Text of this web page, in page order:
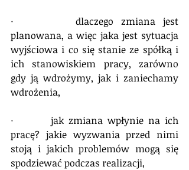
·        dlaczego zmiana jest
planowana, a więc jaka jest sytuacja
wyjściowa i co się stanie ze spółką i
ich stanowiskiem pracy, zarówno
gdy ją wdrożymy, jak i zaniechamy
wdrożenia,
·        jak zmiana wpłynie na ich
pracę? jakie wyzwania przed nimi
stoją i jakich problemów mogą się
spodziewać podczas realizacji,